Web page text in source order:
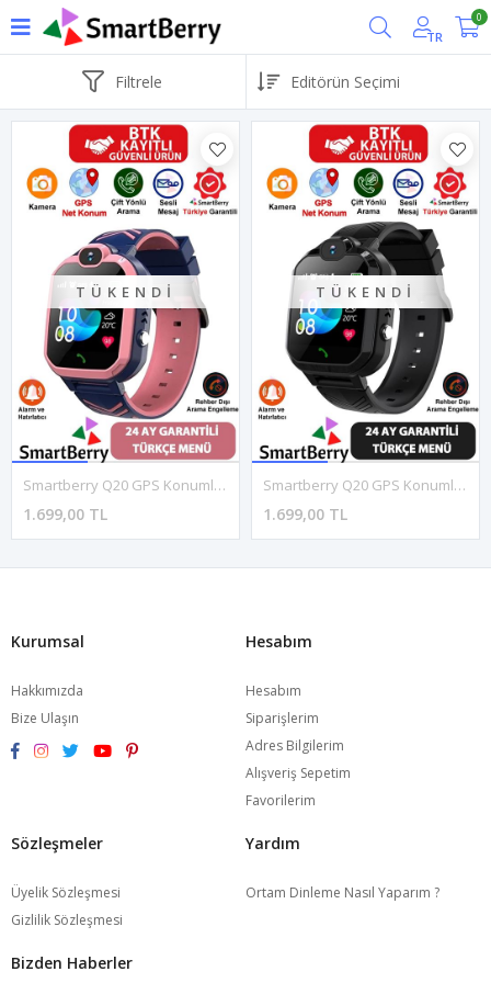
TR
0
Filtrele
TÜKENDI
Smartberry Q20 GPS Konumlu Akıllı Çocuk Takip Saati Sim Kartlı Arama, Kameralı, Gizli Dinleme Özellikli - Pembe
1.699,00 TL
TÜKENDI
Smartberry Q20 GPS Konumlu Akıllı Çocuk Takip Saati Sim Kartlı Arama, Kameralı, Gizli Dinleme Özellikli - Siyah
1.699,00 TL
Kurumsal
Hakkımızda
Bize Ulaşın
Hesabım
Hesabım
Siparişlerim
Adres Bilgilerim
Alışveriş Sepetim
Favorilerim
Sözleşmeler
Üyelik Sözleşmesi
Gizlilik Sözleşmesi
Yardım
Ortam Dinleme Nasıl Yaparım ?
Bizden Haberler